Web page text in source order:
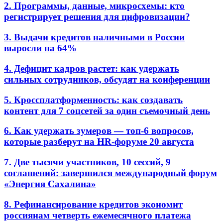
2. Программы, данные, микросхемы: кто
регистрирует решения для цифровизации?
3. Выдачи кредитов наличными в России
выросли на 64%
4. Дефицит кадров растет: как удержать
сильных сотрудников, обсудят на конференции
5. Кроссплатформенность: как создавать
контент для 7 соцсетей за один съемочный день
6. Как удержать зумеров — топ-6 вопросов,
которые разберут на HR-форуме 20 августа
7. Две тысячи участников, 10 сессий, 9
соглашений: завершился международный форум
«Энергия Сахалина»
8. Рефинансирование кредитов экономит
россиянам четверть ежемесячного платежа